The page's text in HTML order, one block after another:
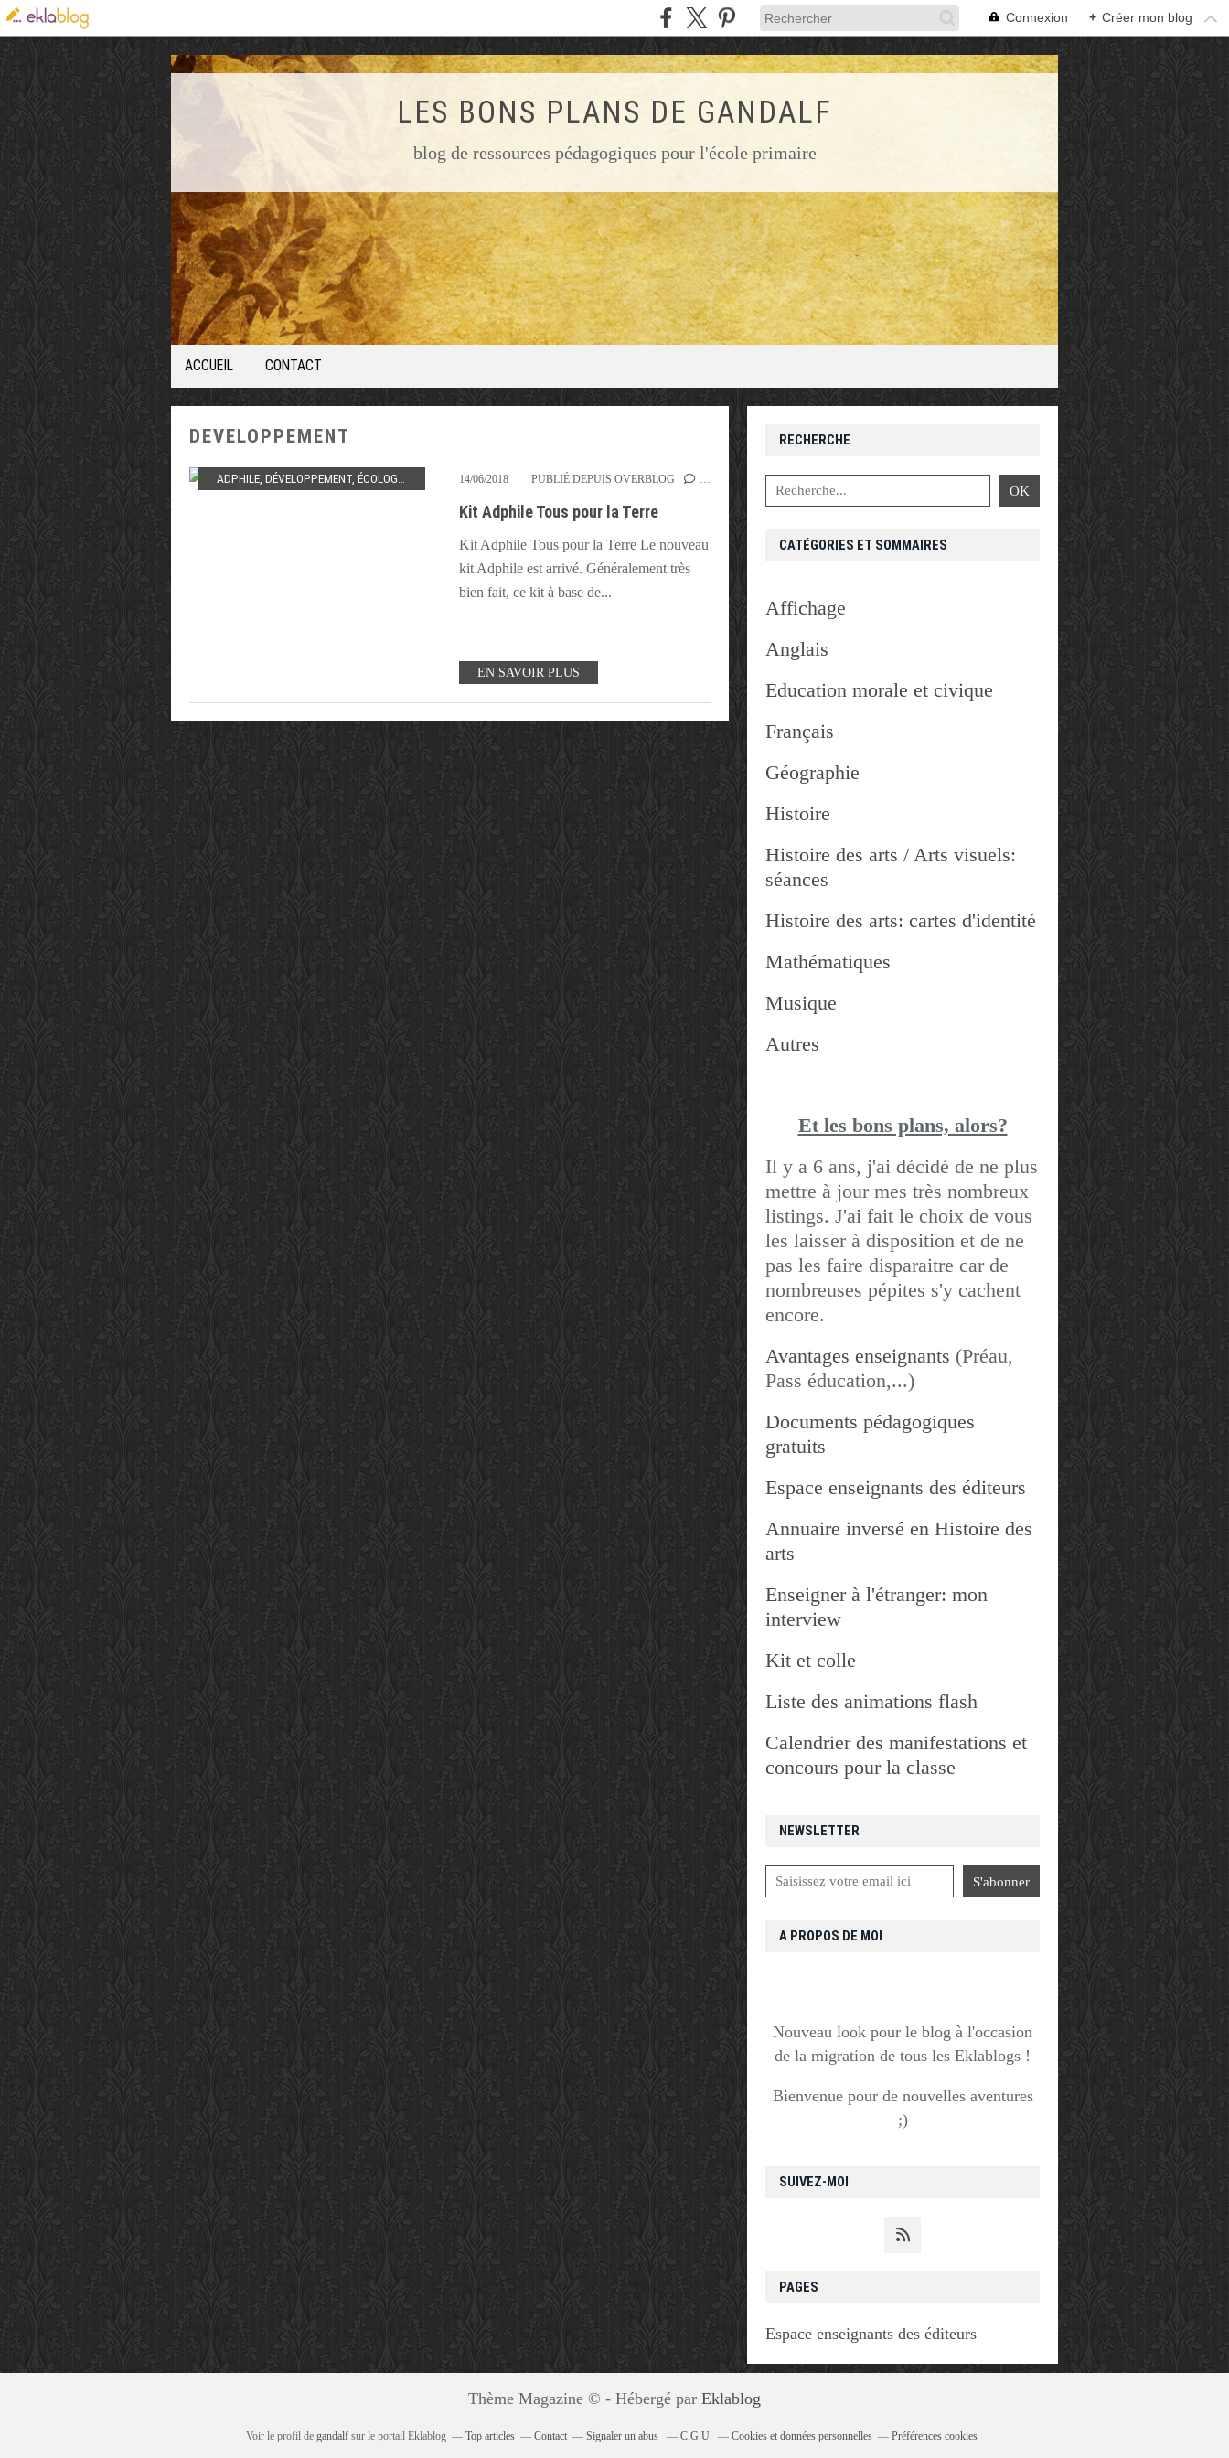
Connexion + Créer mon blog
LES BONS PLANS DE GANDALF
blog de ressources pédagogiques pour l'école primaire
ACCUEIL CONTACT
DEVELOPPEMENT
ADPHILE DÉVELOPPEMENT ÉCOLOGIE ,KIT,TERRE TOUS
14/06/2018 PUBLIÉ DEPUIS OVERBLOG
Kit Adphile Tous pour la Terre
Kit Adphile Tous pour la Terre Le nouveau
kit Adphile est arrivé. Généralement très
bien fait, ce kit à base de...
EN SAVOIR PLUS
NEWSLETTER
SUIVEZ-MOI
RECHERCHE
PAGES
Espace enseignants des éditeurs
CATÉGORIES ET SOMMAIRES
Affichage
Anglais
Education morale et civique
Français
Géographie
Histoire
Histoire des arts / Arts visuels:
séances
Histoire des arts: cartes d'identité
Mathématiques
Musique
Autres
Et les bons plans, alors?
Il y a 6 ans, j'ai décidé de ne plus
mettre à jour mes très nombreux
listings. J'ai fait le choix de vous
les laisser à disposition et de ne
pas les faire disparaitre car de
nombreuses pépites s'y cachent
encore.
Avantages enseignants (Préau,
Pass éducation,...)
Documents pédagogiques
gratuits
Espace enseignants des éditeurs
Annuaire inversé en Histoire des
arts
Enseigner à l'étranger: mon
interview
Kit et colle
Liste des animations flash
Calendrier des manifestations et
concours pour la classe
A PROPOS DE MOI
Nouveau look pour le blog à l'occasion
de la migration de tous les Eklablogs !
Bienvenue pour de nouvelles aventures
;)
Thème Magazine © - Hébergé par Eklablog
Voir le profil de gandalf sur le portail Eklablog Top articles Contact Signaler un abus C.G.U. Cookies et données personnelles Préférences cookies